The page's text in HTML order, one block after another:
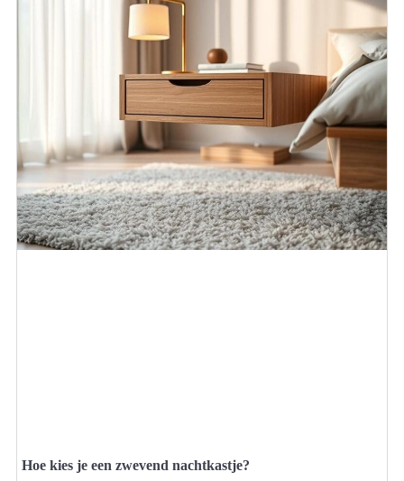
Hoe kies je een zwevend nachtkastje?